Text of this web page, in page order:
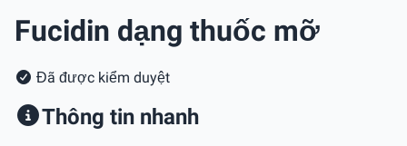
Fucidin dạng thuốc mỡ
Đã được kiểm duyệt
Thông tin nhanh